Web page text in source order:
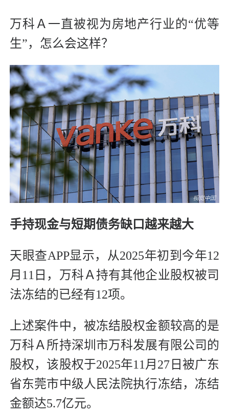
万科Ａ一直被视为房地产行业的“优等
生”，怎么会这样？
手持现金与短期债务缺口越来越大
天眼查APP显示，从2025年初到今年12
月11日，万科Ａ持有其他企业股权被司
法冻结的已经有12项。
上述案件中，被冻结股权金额较高的是
万科Ａ所持深圳市万科发展有限公司的
股权，该股权于2025年11月27日被广东
省东莞市中级人民法院执行冻结，冻结
金额达5.7亿元。